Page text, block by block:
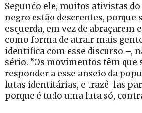
Segundo ele, muitos ativistas
negro estão descrentes, porque
esquerda, em vez de abraçarem
como forma de atrair mais
identifica com esse discurso –,
sério. “Os movimentos têm que
responder a esse anseio da
lutas identitárias, e trazê-las
porque é tudo uma luta só,